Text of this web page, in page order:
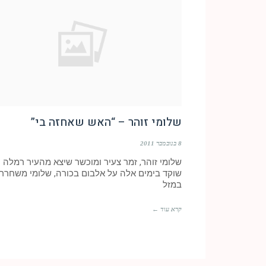
שלומי זוהר – “האש שאחזה בי”
8 בנובמבר 2011
שלומי זוהר, זמר צעיר ומוכשר שיצא מהעיר רמלה
שוקד בימים אלה על אלבום בכורה, שלומי משחרר
במזל
קרא עוד ←